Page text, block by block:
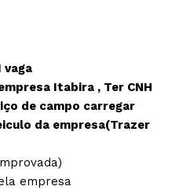
vaga
Itabira , Ter CNH
de campo carregar
da empresa(Trazer
empresa